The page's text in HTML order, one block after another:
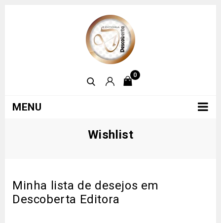
0
MENU
Wishlist
Minha lista de desejos em
Descoberta Editora